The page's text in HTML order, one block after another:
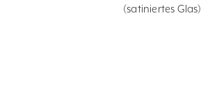
(satiniertes Glas).